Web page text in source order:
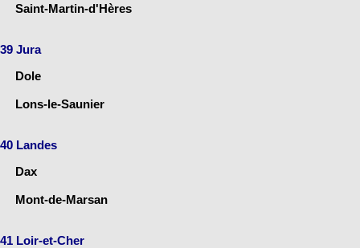
Saint-Martin-d'Hères
39 Jura
Dole
Lons-le-Saunier
40 Landes
Dax
Mont-de-Marsan
41 Loir-et-Cher